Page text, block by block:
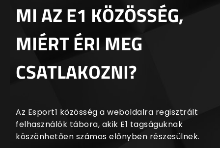
MI AZ E1 KÖZÖSSÉG,
MIÉRT ÉRI MEG
CSATLAKOZNI?
Az Esport1 közösség a weboldalra regisztrált
felhasználók tábora, akik E1 tagságuknak
köszönhetően számos előnyben részesülnek.